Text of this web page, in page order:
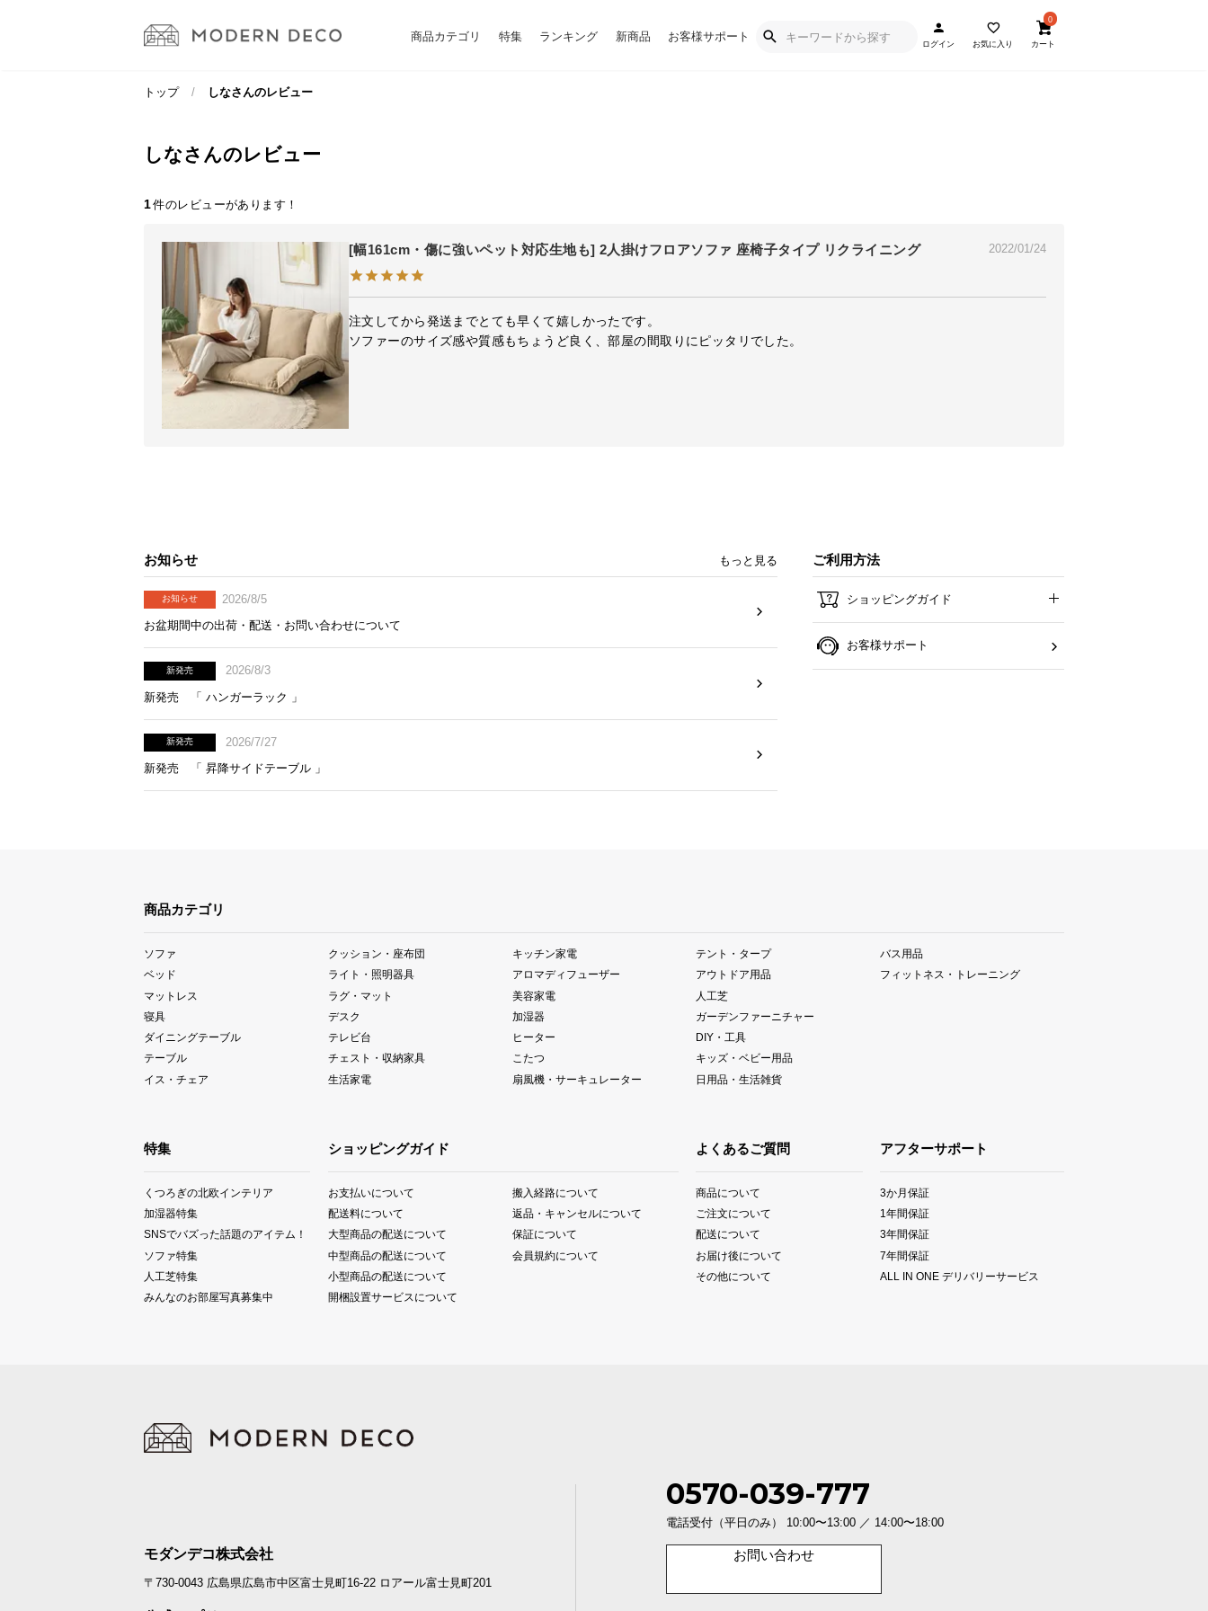
商品カテゴリ 特集 ランキング 新商品 お客様サポート
ログイン お気に入り
0
カート
トップ しなさんのレビュー
しなさんのレビュー
1
[幅161cm・傷に強いペット対応生地も] 2人掛けフロアソファ 座椅子タイプ リクライニング 2022/01/24
注文してから発送までとても早くて嬉しかったです。
ソファーのサイズ感や質感もちょうど良く、部屋の間取りにピッタリでした。
お知らせ もっと見る
お知らせ
2026/8/5
お盆期間中の出荷・配送・お問い合わせについて
新発売
2026/8/3
新発売 「 ハンガーラック 」
新発売
2026/7/27
新発売 「 昇降サイドテーブル 」
ご利用方法
ショッピングガイド
お客様サポート
商品カテゴリ
ソファ
ベッド
マットレス
寝具
ダイニングテーブル
テーブル
イス・チェア
クッション・座布団
ライト・照明器具
ラグ・マット
デスク
テレビ台
チェスト・収納家具
生活家電
キッチン家電
アロマディフューザー
美容家電
加湿器
ヒーター
こたつ
扇風機・サーキュレーター
テント・タープ
アウトドア用品
人工芝
ガーデンファーニチャー
DIY・工具
キッズ・ベビー用品
日用品・生活雑貨
バス用品
フィットネス・トレーニング
特集
くつろぎの北欧インテリア
加湿器特集
SNSでバズった話題のアイテム！
ソファ特集
人工芝特集
みんなのお部屋写真募集中
ショッピングガイド
お支払いについて
配送料について
大型商品の配送について
中型商品の配送について
小型商品の配送について
開梱設置サービスについて
搬入経路について
返品・キャンセルについて
保証について
会員規約について
よくあるご質問
商品について
ご注文について
配送について
お届け後について
その他について
アフターサポート
3か月保証
1年間保証
3年間保証
7年間保証
ALL IN ONE デリバリーサービス
モダンデコ株式会社
〒730-0043 広島県広島市中区富士見町16-22 ロアール富士見町201
お問い合わせ
0570-039-777
電話受付（平日のみ） 10:00〜13:00 ／ 14:00〜18:00